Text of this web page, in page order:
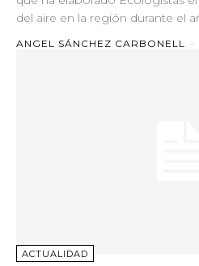
del aire en la región durante el
ANGEL SÁNCHEZ CARBONELL -
ACTUALIDAD